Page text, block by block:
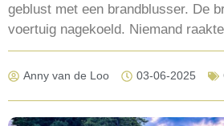
geblust met een brandblusser. De
voertuig nagekoeld. Niemand
Anny van de Loo 03-06-2025